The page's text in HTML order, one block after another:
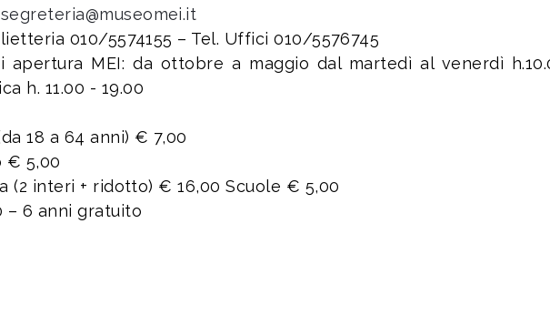
segreteria@museomei.it
010/5574155 – Tel. Uffici 010/5576745
apertura MEI: da ottobre a maggio dal martedì al venerdì
h. 11.00 - 19.00
18 a 64 anni) € 7,00
€ 5,00
(2 interi + ridotto) € 16,00 Scuole € 5,00
– 6 anni gratuito